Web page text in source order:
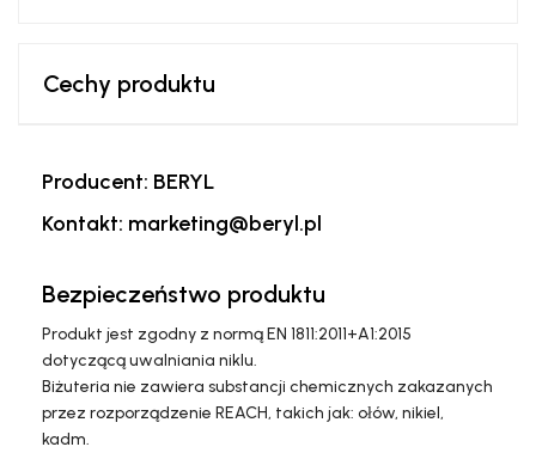
Cechy produktu
Producent: BERYL
Kontakt: marketing@beryl.pl
Bezpieczeństwo produktu
Produkt jest zgodny z normą EN 1811:2011+A1:2015
dotyczącą uwalniania niklu.
Biżuteria nie zawiera substancji chemicznych zakazanych
przez rozporządzenie REACH, takich jak: ołów, nikiel,
kadm.